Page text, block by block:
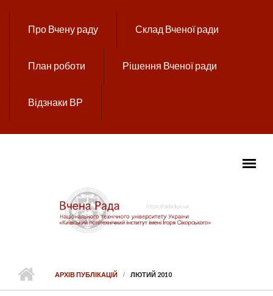
Про Вчену раду Склад Вченої ради
План роботи Рішення Вченої ради
Відзнаки ВР
ГОЛОВНЕ МЕНЮ
АРХІВ ПУБЛІКАЦІЙ ЛЮТИЙ 2010